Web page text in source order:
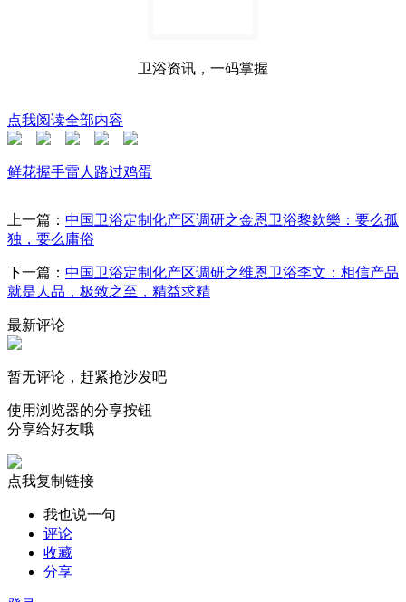
卫浴资讯，一码掌握
点我阅读全部内容
鲜花握手雷人 路过鸡蛋
上一篇： 中国卫浴定制化产区调研之金恩卫浴黎欽樂：要么孤
独，要么庸俗
下一篇： 中国卫浴定制化产区调研之维恩卫浴李文：相信产品
就是人品，极致之至，精益求精
最新评论
暂无评论，赶紧抢沙发吧
使用浏览器的分享按钮
分享给好友哦
点我复制链接
我也说一句
评论
收藏
分享